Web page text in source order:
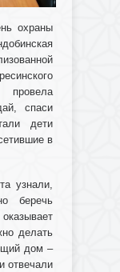
охраны
спаси
дети
в
узнали,
беречь
делать
дом –
отвечали